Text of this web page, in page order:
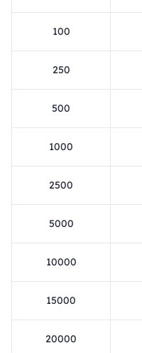
100
250
500
1000
2500
5000
10000
15000
20000